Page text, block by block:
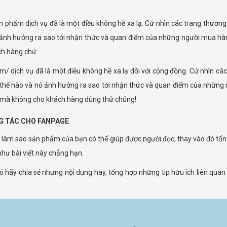
dịch vụ đã là một điều không hề xa lạ. Cứ nhìn các trang
hưởng ra sao tới nhận thức và quan điểm của những người mua
hàng chứ
dịch vụ đã là một điều không hề xa lạ đối với cộng đồng. Cứ nhìn
nào và nó ảnh hưởng ra sao tới nhận thức và quan điểm của
không cho khách hàng dùng thử chúng!
TÁC CHO FANPAGE
sao sản phẩm của bạn có thể giúp được người đọc, thay vào đó
bài viết này chẳng hạn.
hãy chia sẻ nhưng nội dung hay, tổng hợp những tip hữu ích liên